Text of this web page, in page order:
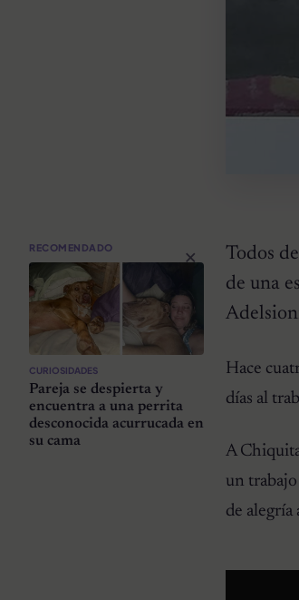
×
RECOMENDADO
CURIOSIDADES
Pareja se despierta y
encuentra a una perrita
desconocida acurrucada en
su cama
Todos
de una
Hace
días al
A
un
de alegría